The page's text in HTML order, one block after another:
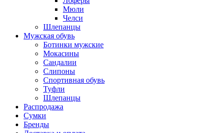
Мюли
Челси
Шлепанцы
Мужская обувь
Ботинки мужские
Мокасины
Сандалии
Слипоны
Спортивная обувь
Туфли
Шлепанцы
Распродажа
Сумки
Бренды